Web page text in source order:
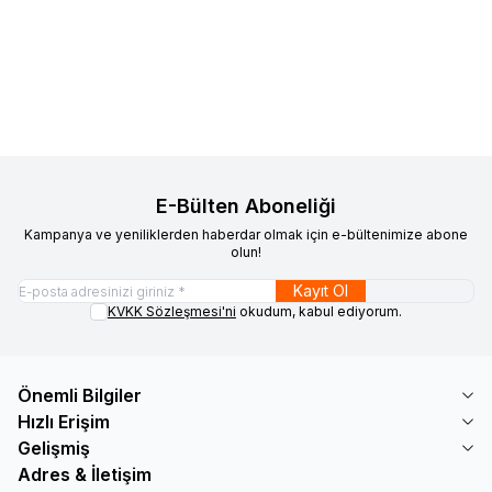
E-Bülten Aboneliği
Kampanya ve yeniliklerden haberdar olmak için e-bültenimize abone
olun!
Kayıt Ol
KVKK Sözleşmesi'ni okudum, kabul ediyorum.
Önemli Bilgiler
Hızlı Erişim
Gelişmiş
Adres & İletişim